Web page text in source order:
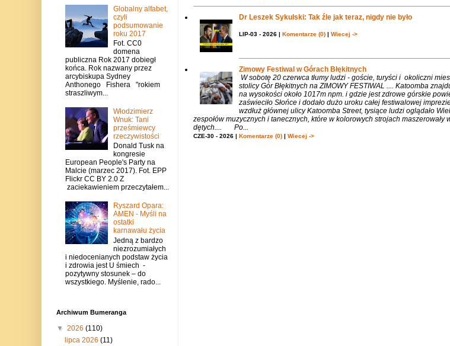
Dr Leszek Sykulski: Tak źle jak teraz, nigdy nie było
LIP-03 - 2026 | Komentarze (0)| Wiecej ->
Zimowy Festiwal w Górach Błękitnych
W sobotę 20 czerwca tłumy ludzi - goście, turyści i okoliczni
stolicy Gór Błękitnych na ZIMOWY FESTIWAL .... Katoomba
na wysokości około 1017m npm. i gdzie jest zdrowe górskie
zaświeciło Słońce i dodało dużo uroku całej festiwalowej
wzdłuż głównej ulicy Katoomba Street, tysiące ludzi oglądało
zespołów muzycznych i tanecznych, które w kolorowych strojach
dętych.... Po...
CZE-30 - 2026 | Komentarze (0)| Wiecej ->
Globalny alfabet,
czyli
podsumowanie
roku 2017
Fot. CC0
domena
publiczna Rok 2017 dobiegł
końca. Rok nazwany przez
arcybiskupa Sydney
Anthonego Fishera "rokiem
straszliwym...
Włodzimierz
Wnuk: Tani
prześmiewcy
rzeczywistości
Donald Tusk na
kongresie
European People's Party na
Malcie (marzec 2017). Fot. EPP
Flickr CC BY 2.0 Z
zaciekawieniem przeczytałem...
Ryszard Opara:
AMEN - Myśli na
ostatki
karnawału życia
Jedną z bardzo
niezrozumiałych
i niedocenianych podstaw życia
i zdrowia jest U śmiech -
pozytywny stosunek – do
wszystkiego. Myślenie, rado...
Archiwum Bumeranga
▼ 2026 (110)
lipca 2026 (11)